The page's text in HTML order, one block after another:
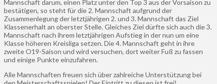
Mannschaft darum, einen Platz unter den Top 3 aus der Vorsaison zu
bestätigen, so steht für die 2. Mannschaft aufgrund der
Zusammenlegung der letztjährigen 2. und 3. Mannschaft das Ziel
Klassenerhalt an oberster Stelle. Gleiches Ziel dürfte sich auch die 3.
Mannschaft nach ihrem letztjährigen Aufstieg in der nun um eine
Klasse höheren Kreisliga setzen. Die 4. Mannschaft geht in ihre
zweite O19-Saison und wird versuchen, dort weiter Fuß zu fassen
und einige Punkte einzufahren.
Alle Mannschaften freuen sich über zahlreiche Unterstützung bei